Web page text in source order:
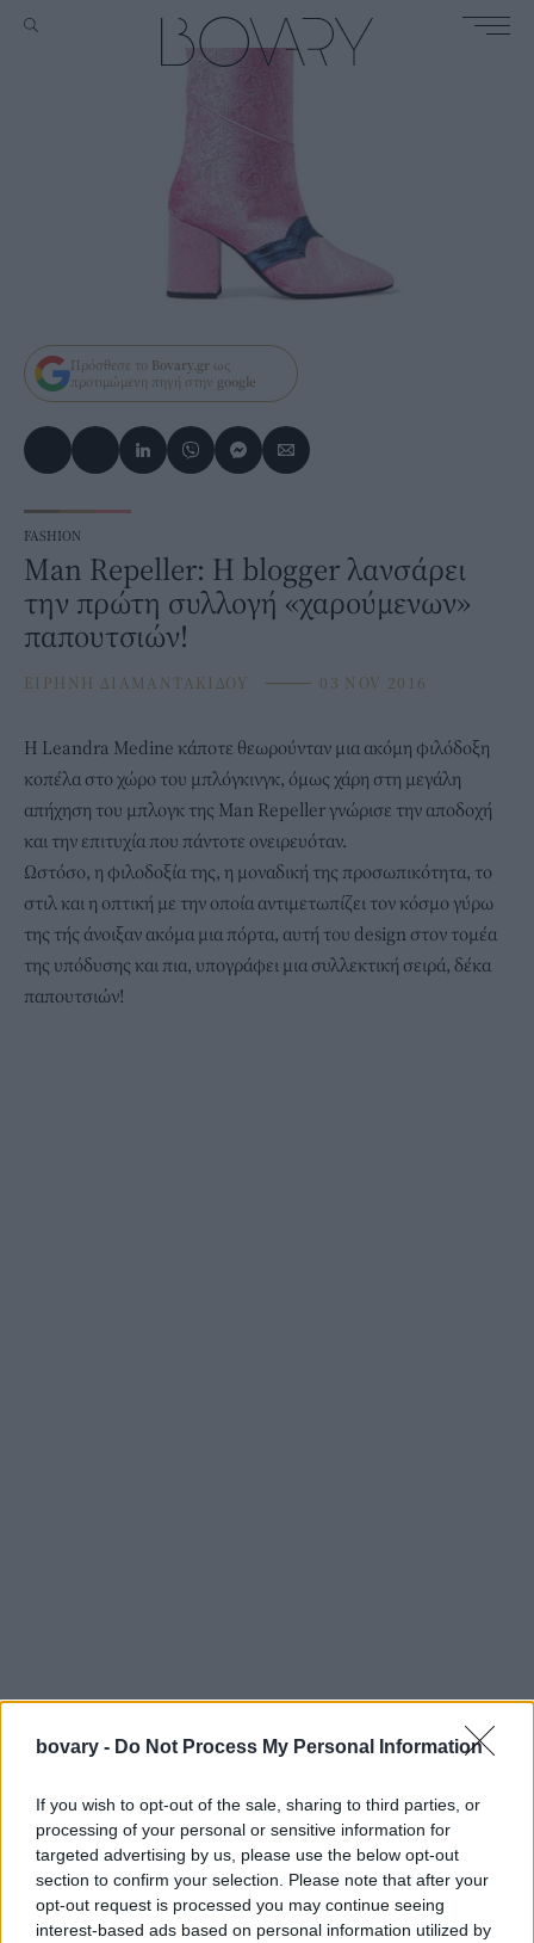
bovary - Do Not Process My Personal Information
If you wish to opt-out of the sale, sharing to third parties, or
processing of your personal or sensitive information for
targeted advertising by us, please use the below opt-out
section to confirm your selection. Please note that after your
opt-out request is processed you may continue seeing
interest-based ads based on personal information utilized by
Πρόσθεσε το Bovary.gr ως
προτιμώμενη πηγή στην google
FASHION
Man Repeller: Η blogger λανσάρει
την πρώτη συλλογή «χαρούμενων»
παπουτσιών!
ΕΙΡΗΝΗ ΔΙΑΜΑΝΤΑΚΙΔΟΥ ⸻ 03 NOV 2016
Η Leandra Medine κάποτε θεωρούνταν μια ακόμη φιλόδοξη
κοπέλα στο χώρο του μπλόγκινγκ, όμως χάρη στη μεγάλη
απήχηση του μπλογκ της Man Repeller γνώρισε την αποδοχή
και την επιτυχία που πάντοτε ονειρευόταν.
Ωστόσο, η φιλοδοξία της, η μοναδική της προσωπικότητα, το
στιλ και η οπτική με την οποία αντιμετωπίζει τον κόσμο γύρω
της τής άνοιξαν ακόμα μια πόρτα, αυτή του design στον τομέα
της υπόδυσης και πια, υπογράφει μια συλλεκτική σειρά, δέκα
παπουτσιών!
Για εκείνη τα παπούτσια είναι ένα φυσικό αντικαταθλιπτικό, για
χαμόγελο και χαρά, είναι όμως ταυτόχρονα κομψά και
ευκολοφόρετα.
Μια φωτογραφία που δημοσίευσε ο χρήστης Man Repeller
(@manrepeller)στις Νοέ 1, 2016, 12:33μμ PDT
Η συλλογή καλύπτει τις ανάγκες κάθε γυναίκας, όλες τις ώρες